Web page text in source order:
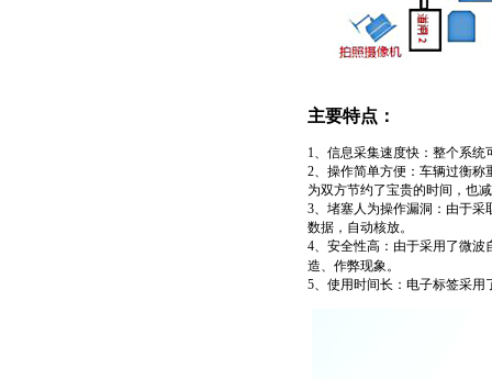
主要特点：
1、信息采集速度快：整个系
2、操作简单方便：车辆过衡
为双方节约了宝贵的时间，也
3、堵塞人为操作漏洞：由于
数据，自动核放。
4、安全性高：由于采用了微
造、作弊现象。
5、使用时间长：电子标签采